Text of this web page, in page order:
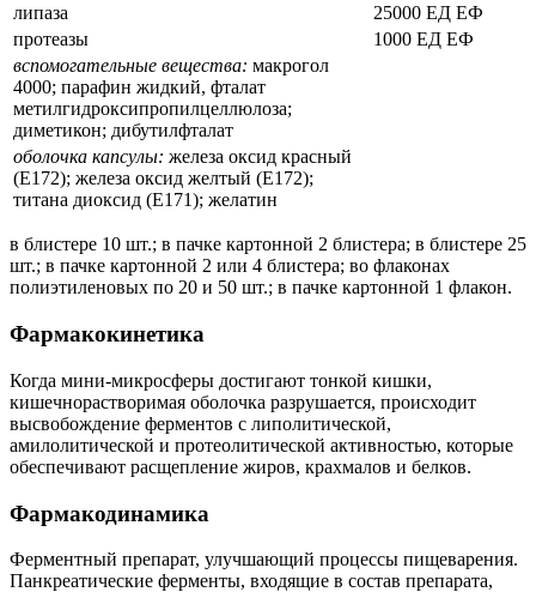
липаза
25000 ЕД ЕФ
протеазы
1000 ЕД ЕФ
вспомогательные вещества: макрогол
4000; парафин жидкий, фталат
метилгидроксипропилцеллюлоза;
диметикон; дибутилфталат
оболочка капсулы: железа оксид красный
(Е172); железа оксид желтый (Е172);
титана диоксид (Е171); желатин
в блистере 10 шт.; в пачке картонной 2 блистера; в блистере 25
шт.; в пачке картонной 2 или 4 блистера; во флаконах
полиэтиленовых по 20 и 50 шт.; в пачке картонной 1 флакон.
Фармакокинетика
Когда мини-микросферы достигают тонкой кишки,
кишечнорастворимая оболочка разрушается, происходит
высвобождение ферментов с липолитической,
амилолитической и протеолитической активностью, которые
обеспечивают расщепление жиров, крахмалов и белков.
Фармакодинамика
Ферментный препарат, улучшающий процессы пищеварения.
Панкреатические ферменты, входящие в состав препарата,